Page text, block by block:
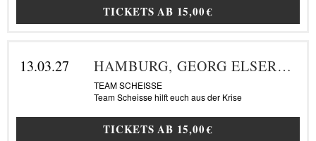
TICKETS AB 15,00 €
13.03.27 HAMBURG, GEORG ELSER HALLE
TEAM SCHEISSE
Team Scheisse hilft euch aus der Krise
TICKETS AB 15,00 €